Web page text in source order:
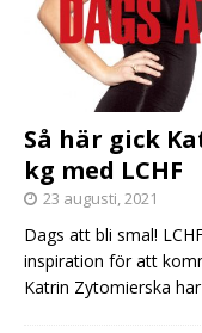
Så här gick
kg med LCHF
23 augusti, 2021
Dags att bli smal!
inspiration för att
Katrin Zytomierska